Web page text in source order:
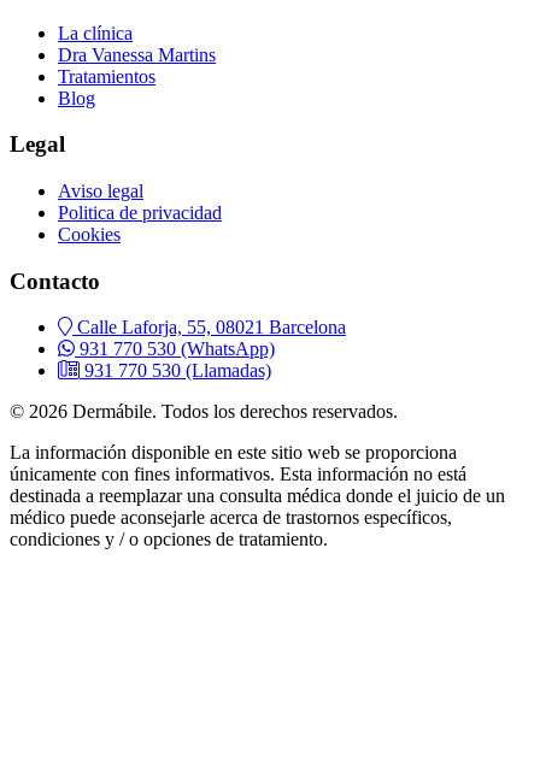
La clínica
Dra Vanessa Martins
Tratamientos
Blog
Legal
Aviso legal
Politica de privacidad
Cookies
Contacto
Calle Laforja, 55, 08021 Barcelona
931 770 530 (WhatsApp)
931 770 530 (Llamadas)
© 2026 Dermábile. Todos los derechos reservados.
La información disponible en este sitio web se proporciona
únicamente con fines informativos. Esta información no está
destinada a reemplazar una consulta médica donde el juicio de un
médico puede aconsejarle acerca de trastornos específicos,
condiciones y / o opciones de tratamiento.